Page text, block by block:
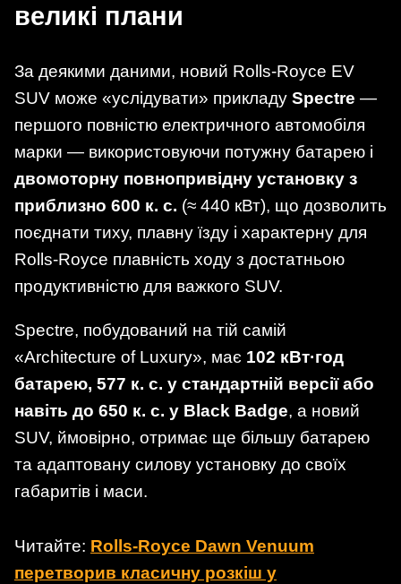
великі плани
За деякими даними, новий Rolls-Royce EV
SUV може «услідувати» прикладу Spectre —
першого повністю електричного автомобіля
марки — використовуючи потужну батарею і
двомоторну повнопривідну установку з
приблизно 600 к. с. (≈ 440 кВт), що дозволить
поєднати тиху, плавну їзду і характерну для
Rolls-Royce плавність ходу з достатньою
продуктивністю для важкого SUV.
Spectre, побудований на тій самій
«Architecture of Luxury», має 102 кВт·год
батарею, 577 к. с. у стандартній версії або
навіть до 650 к. с. у Black Badge, а новий
SUV, ймовірно, отримає ще більшу батарею
та адаптовану силову установку до своїх
габаритів і маси.
Читайте: Rolls-Royce Dawn Venuum
перетворив класичну розкіш у